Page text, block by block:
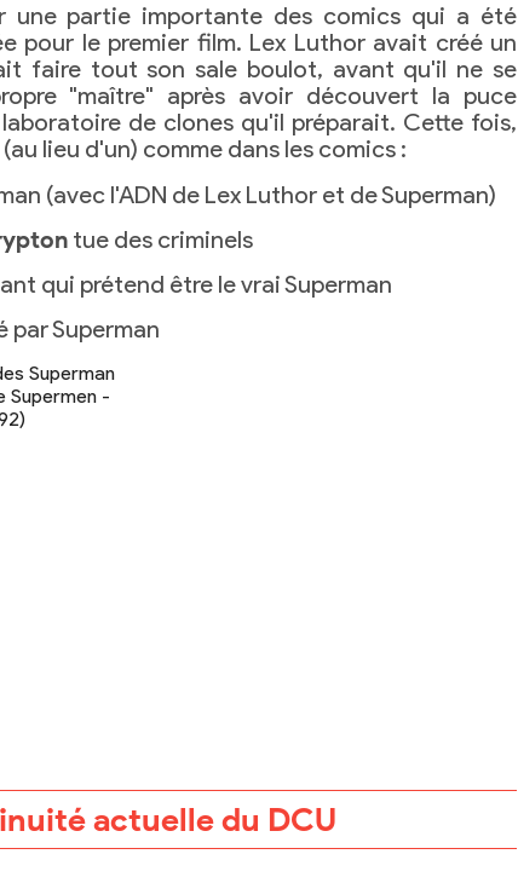
une partie importante des comics qui a été
pour le premier film. Lex Luthor avait créé un
faire tout son sale boulot, avant qu'il ne se
"maître" après avoir découvert la puce
de clones qu'il préparait. Cette fois,
(au lieu d'un) comme dans les comics :
(avec l'ADN de Lex Luthor et de Superman)
tue des criminels
qui prétend être le vrai Superman
par Superman
actuelle du DCU